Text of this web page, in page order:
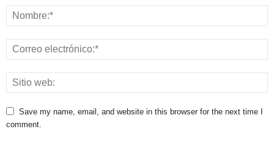
Save my name, email, and website in this browser for the next time I
comment.